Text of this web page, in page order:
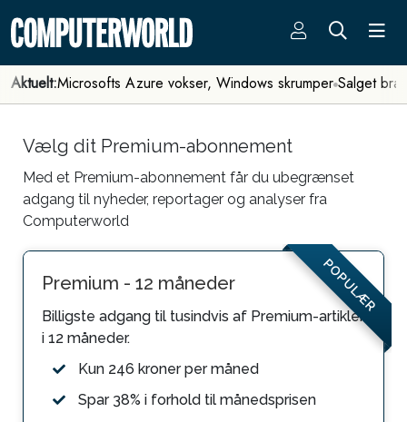
Aktuelt:Microsofts Azure vokser, Windows skrumper Salget
Vælg dit Premium-abonnement
Med et Premium-abonnement får du ubegrænset
adgang til nyheder, reportager og analyser fra
Computerworld
POPULÆR
Premium - 12 måneder
Billigste adgang til tusindvis af Premium-artikler
i 12 måneder.
Kun 246 kroner per måned
Spar 38% i forhold til månedsprisen